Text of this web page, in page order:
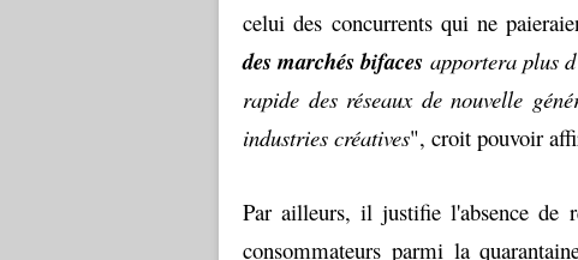
celui des concurrents qui ne
des marchés bifaces apportera plus
rapide des réseaux de nouvelle
industries créatives", croit pouvoir
Par ailleurs, il justifie l'absence de
consommateurs parmi la